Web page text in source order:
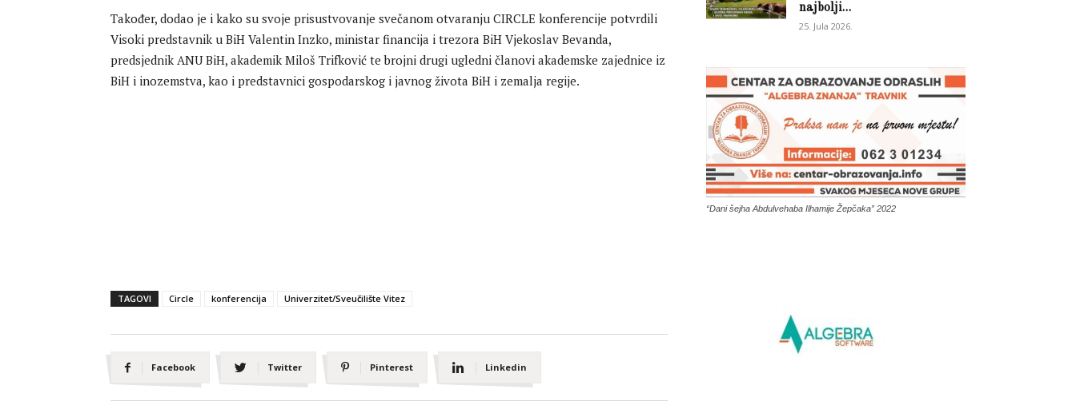
Također, dodao je i kako su svoje prisustvovanje svečanom otvaranju CIRCLE konferencije potvrdili
Visoki predstavnik u BiH Valentin Inzko, ministar financija i trezora BiH Vjekoslav Bevanda,
predsjednik ANU BiH, akademik Miloš Trifković te brojni drugi ugledni članovi akademske zajednice iz
BiH i inozemstva, kao i predstavnici gospodarskog i javnog života BiH i zemalja regije.
TAGOVI Circle konferencija Univerzitet/Sveučilište Vitez
Facebook Twitter Pinterest Linkedin
najbolji...
25. Jula 2026.
“Dani šejha Abdulvehaba Ilhamije Žepčaka” 2022